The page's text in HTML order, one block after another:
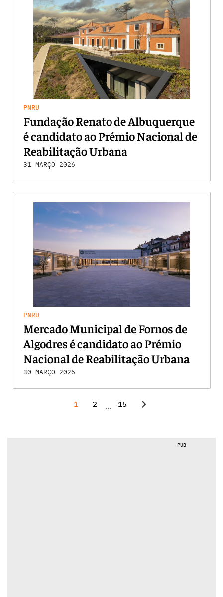
PNRU
Fundação Renato de Albuquerque
é candidato ao Prémio Nacional de
Reabilitação Urbana
31 MARÇO 2026
PNRU
Mercado Municipal de Fornos de
Algodres é candidato ao Prémio
Nacional de Reabilitação Urbana
30 MARÇO 2026
1 2 ... 15 chevron_right
PUB